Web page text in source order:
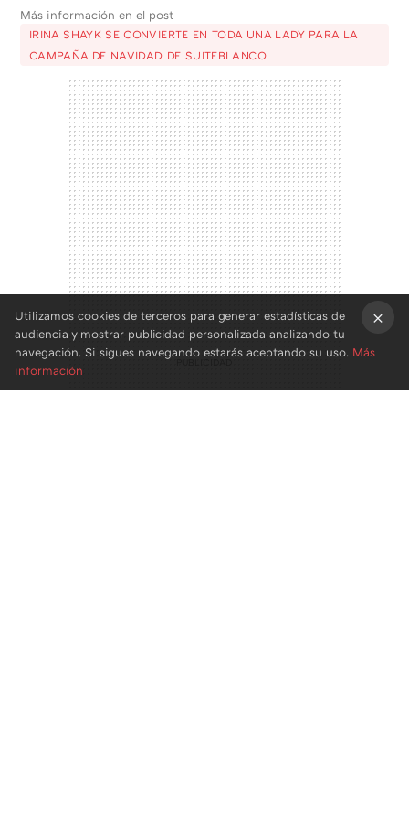
Más información en el post
IRINA SHAYK SE CONVIERTE EN TODA UNA LADY PARA LA
CAMPAÑA DE NAVIDAD DE SUITEBLANCO
Utilizamos cookies de terceros para generar estadísticas de
audiencia y mostrar publicidad personalizada analizando tu
navegación. Si sigues navegando estarás aceptando su uso. Más
información